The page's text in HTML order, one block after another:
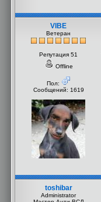
VIBE
Ветеран
Репутация 51
Offline
Пол:
Сообщений: 1619
toshibar
Administrator